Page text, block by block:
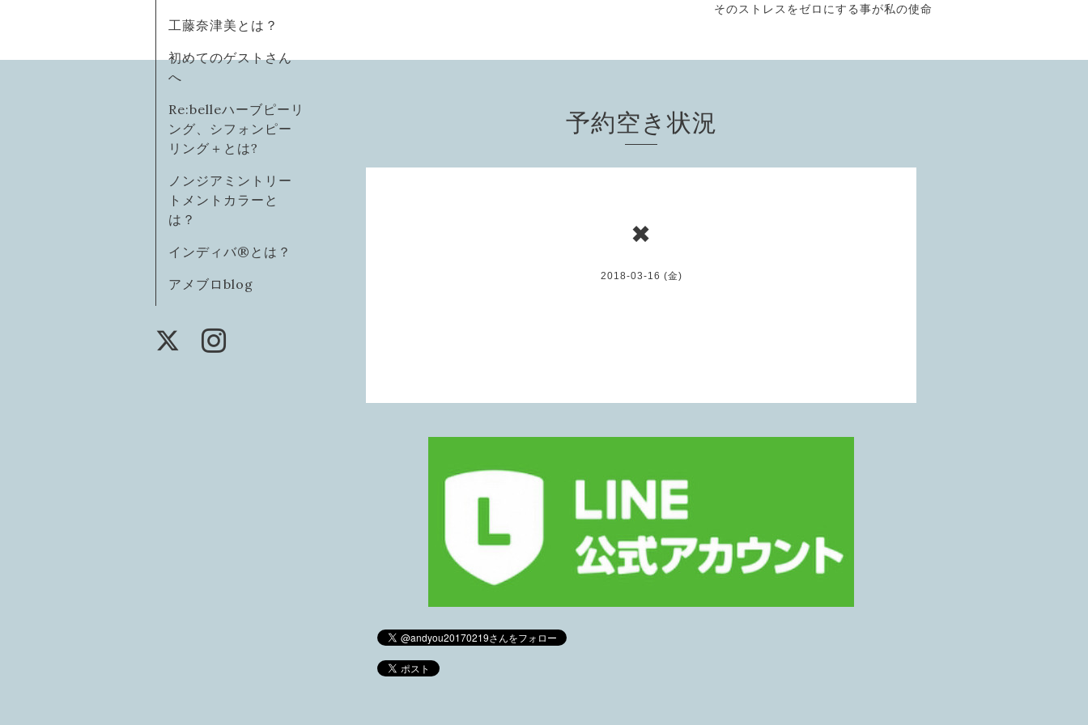
そのストレスをゼロにする事が私の使命
工藤奈津美とは？
初めてのゲストさん
へ
Re:belleハーブピーリ
ング、シフォンピー
リング＋とは?
ノンジアミントリー
トメントカラーと
は？
インディバ®️とは？
アメブロblog
予約空き状況
✖
2018-03-16 (金)